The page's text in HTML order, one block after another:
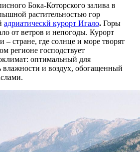
Бока-Которского залива в
растительностью гор
адриатическй курорт Игало. Горы
от ветров и непогоды. Курорт
– стране, где солнце и море творят
регионе господствует
оптимальный для
влажности и воздух, обогащенный